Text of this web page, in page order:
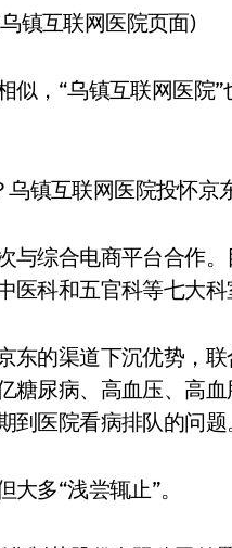
镇互联网医院页面)
，“乌镇互联网医院
与综合电商平台合作
科和五官科等七大科
东的渠道下沉优势，
糖尿病、高血压、高
医院看病排队的问题
多“浅尝辄止”。